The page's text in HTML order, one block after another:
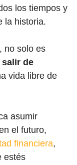
los tiempos y
la historia.
no solo es
de
vida libre de
asumir
el futuro,
financiera,
estés